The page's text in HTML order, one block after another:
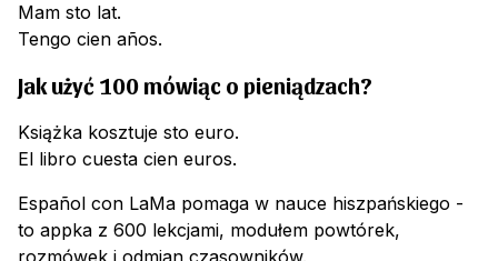
Mam sto lat.
Tengo cien años.
Jak użyć 100 mówiąc o pieniądzach?
Książka kosztuje sto euro.
El libro cuesta cien euros.
Español con LaMa pomaga w nauce hiszpańskiego -
to appka z 600 lekcjami, modułem powtórek,
rozmówek i odmian czasowników.